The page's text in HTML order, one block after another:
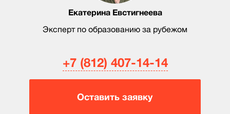
Екатерина Евстигнеева
Эксперт по образованию за рубежом
+7 (812) 407-14-14
Оставить заявку